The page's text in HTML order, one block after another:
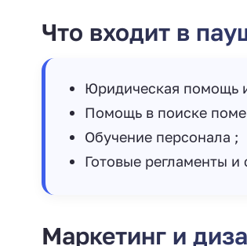
Что входит в
Юридическая помощь
Помощь в поиске
Обучение персонала ‍;
Готовые регламенты и
Маркетинг и